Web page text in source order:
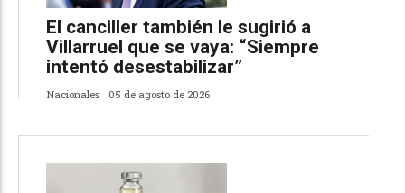
El canciller también le sugirió a
Villarruel que se vaya: “Siempre
intentó desestabilizar”
Nacionales 05 de agosto de 2026